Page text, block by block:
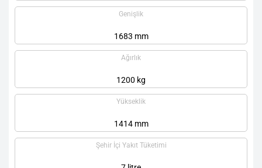
Genişlik
1683 mm
Ağırlık
1200 kg
Yükseklik
1414 mm
Şehir İçi Yakıt Tüketimi